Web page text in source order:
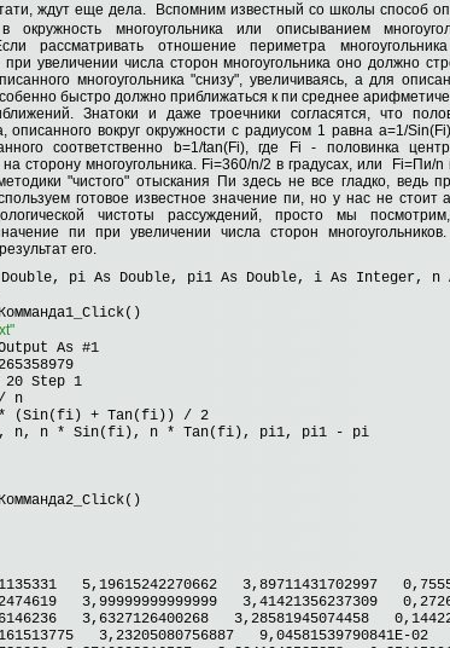
ждут еще дела. Вспомним известный со школы способ
окружность многоугольника или описыванием
рассматривать отношение периметра
при увеличении числа сторон многоугольника оно должно
многоугольника "снизу", увеличиваясь, а для
быстро должно приближаться к пи среднее
Знатоки и даже троечники согласятся, что
описанного вокруг окружности с радиусом 1 равна a=1/
соответственно b=1/tan(Fi), где Fi - половинка
сторону многоугольника. Fi=360/n/2 в градусах, или Fi=Пи/
"чистого" отыскания Пи здесь не все гладко, ведь
готовое известное значение пи, но у нас не стоит
чистоты рассуждений, просто мы
пи при увеличении числа сторон
его.
pi As Double, pi1 As Double, i As Integer, n
As #1
Step 1
n
+ Tan(fi)) / 2
n * Sin(fi), n * Tan(fi), pi1, pi1 - pi
5,19615242270662 3,89711431702997
3,99999999999999 3,41421356237309
3,6327126400268 3,28581945074458
3,23205080756887 9,04581539790841E-02